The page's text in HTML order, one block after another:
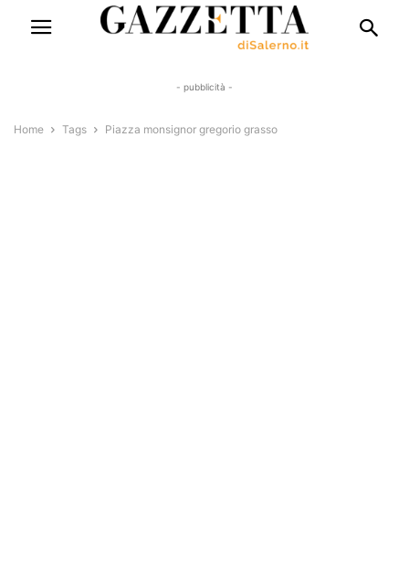
- pubblicità -
Home Tags Piazza monsignor gregorio grasso